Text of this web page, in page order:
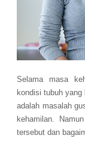
Selama masa
kondisi tubuh
adalah masalah
kehamilan.
tersebut dan